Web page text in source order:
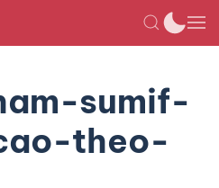
sumif-
theo-